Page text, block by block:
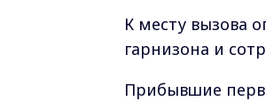
К месту вызова
гарнизона и
Прибывшие